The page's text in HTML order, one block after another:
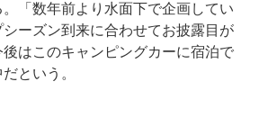
「数年前より水面下で企画してい
ーズン到来に合わせてお披露目が
はこのキャンピングカーに宿泊で
という。